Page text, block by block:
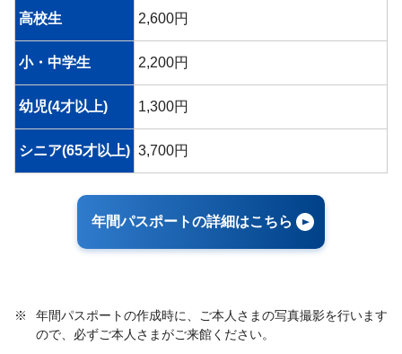
高校生 2,600円
小・中学生 2,200円
幼児(4才以上) 1,300円
シニア(65才以上) 3,700円
年間パスポートの詳細はこちら
※
年間パスポートの作成時に、ご本人さまの写真撮影を行います
ので、必ずご本人さまがご来館ください。